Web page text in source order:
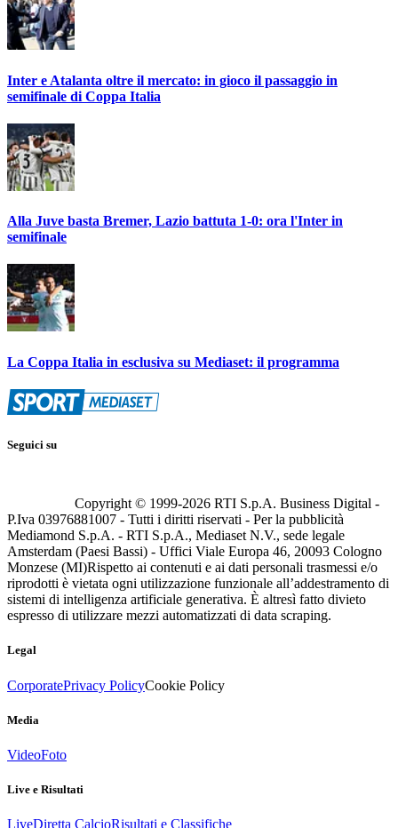
Inter e Atalanta oltre il mercato: in gioco il passaggio in
semifinale di Coppa Italia
Alla Juve basta Bremer, Lazio battuta 1-0: ora l'Inter in
semifinale
La Coppa Italia in esclusiva su Mediaset: il programma
Seguici su
Copyright © 1999-2026 RTI S.p.A. Business Digital -
P.Iva 03976881007 - Tutti i diritti riservati - Per la pubblicità
Mediamond S.p.A. - RTI S.p.A., Mediaset N.V., sede legale
Amsterdam (Paesi Bassi) - Uffici Viale Europa 46, 20093 Cologno
Monzese (MI)Rispetto ai contenuti e ai dati personali trasmessi e/o
riprodotti è vietata ogni utilizzazione funzionale all’addestramento di
sistemi di intelligenza artificiale generativa. È altresì fatto divieto
espresso di utilizzare mezzi automatizzati di data scraping.
Legal
CorporatePrivacy PolicyCookie Policy
Media
VideoFoto
Live e Risultati
LiveDiretta CalcioRisultati e Classifiche